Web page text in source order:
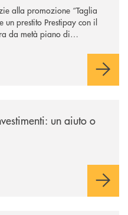
alla promozione “Taglia
un prestito Prestipay con il
da metà piano di
un aiuto o